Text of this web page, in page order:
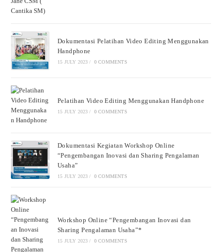
Dokumentasi Pelatihan Video Editing Menggunakan
Handphone
15 JULY 2023 / 0 COMMENTS
Pelatihan Video Editing Menggunakan Handphone
15 JULY 2023 / 0 COMMENTS
Dokumentasi Kegiatan Workshop Online
“Pengembangan Inovasi dan Sharing Pengalaman
Usaha”
15 JULY 2023 / 0 COMMENTS
Workshop Online “Pengembangan Inovasi dan
Sharing Pengalaman Usaha”*
15 JULY 2023 / 0 COMMENTS